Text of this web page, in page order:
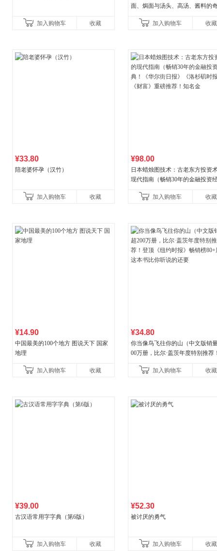
加入购物车 收藏
面、焗面与汤头、高汤、酱料的
妙滋味！令人无法抗拒的
加入购物车 收藏
¥33.80
陪老婆怀孕（汉竹）
加入购物车 收藏
¥98.00
日本蜡烛图技术：古老东方投资
现代指南（畅销30年的金融投资
《财富》重磅推荐！知名金
加入购物车 收藏
¥14.90
中国最美的100个地方 图说天下 国家
地理
加入购物车 收藏
¥34.80
你当像鸟飞往你的山（中文版销
00万册，比尔·盖茨年度特别推荐
比你听说的还要
加入购物车 收藏
¥39.00
古汉语常用字字典（第6版）
加入购物车 收藏
¥52.30
被讨厌的勇气
加入购物车 收藏